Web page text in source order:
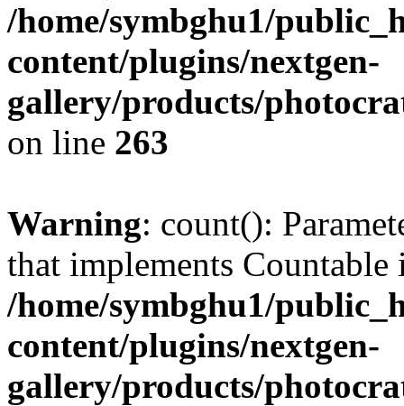
/home/symbghu1/
content/plugins/nextgen-
gallery/products/
on line 263
Warning: count():
that implements Countable
/home/symbghu1/
content/plugins/nextgen-
gallery/products/